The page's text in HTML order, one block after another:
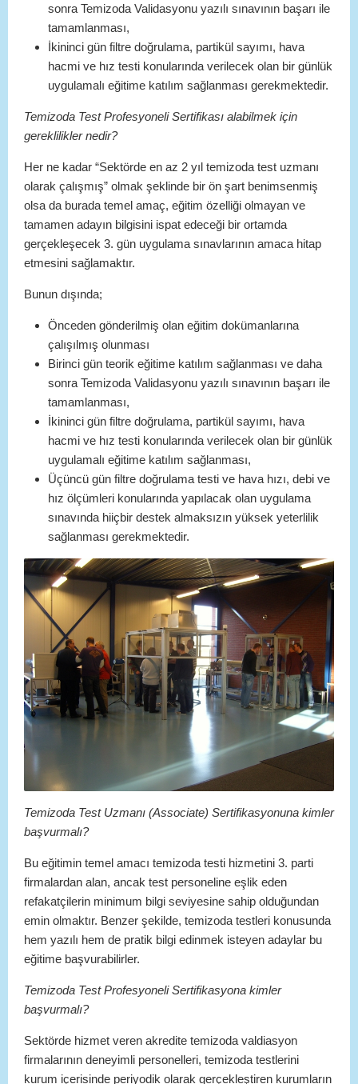
sonra Temizoda Validasyonu yazılı sınavının başarı ile
tamamlanması,
İkininci gün filtre doğrulama, partikül sayımı, hava
hacmi ve hız testi konularında verilecek olan bir günlük
uygulamalı eğitime katılım sağlanması gerekmektedir.
Temizoda Test Profesyoneli Sertifikası alabilmek için
gereklilikler nedir?
Her ne kadar “Sektörde en az 2 yıl temizoda test uzmanı
olarak çalışmış” olmak şeklinde bir ön şart benimsenmiş
olsa da burada temel amaç, eğitim özelliği olmayan ve
tamamen adayın bilgisini ispat edeceği bir ortamda
gerçekleşecek 3. gün uygulama sınavlarının amaca hitap
etmesini sağlamaktır.
Bunun dışında;
Önceden gönderilmiş olan eğitim dokümanlarına
çalışılmış olunması
Birinci gün teorik eğitime katılım sağlanması ve daha
sonra Temizoda Validasyonu yazılı sınavının başarı ile
tamamlanması,
İkininci gün filtre doğrulama, partikül sayımı, hava
hacmi ve hız testi konularında verilecek olan bir günlük
uygulamalı eğitime katılım sağlanması,
Üçüncü gün filtre doğrulama testi ve hava hızı, debi ve
hız ölçümleri konularında yapılacak olan uygulama
sınavında hiiçbir destek almaksızın yüksek yeterlilik
sağlanması gerekmektedir.
Temizoda Test Uzmanı (Associate) Sertifikasyonuna kimler
başvurmalı?
Bu eğitimin temel amacı temizoda testi hizmetini 3. parti
firmalardan alan, ancak test personeline eşlik eden
refakatçilerin minimum bilgi seviyesine sahip olduğundan
emin olmaktır. Benzer şekilde, temizoda testleri konusunda
hem yazılı hem de pratik bilgi edinmek isteyen adaylar bu
eğitime başvurabilirler.
Temizoda Test Profesyoneli Sertifikasyona kimler
başvurmalı?
Sektörde hizmet veren akredite temizoda valdiasyon
firmalarının deneyimli personelleri, temizoda testlerini
kurum içerisinde periyodik olarak gerçekleştiren kurumların